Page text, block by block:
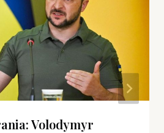
Volodymyr